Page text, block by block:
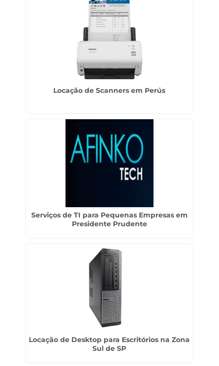
Locação de Scanners em Perús
Serviços de TI para Pequenas Empresas em
Presidente Prudente
Locação de Desktop para Escritórios na Zona
Sul de SP